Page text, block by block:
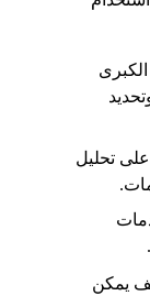
على تحليل
يمكن